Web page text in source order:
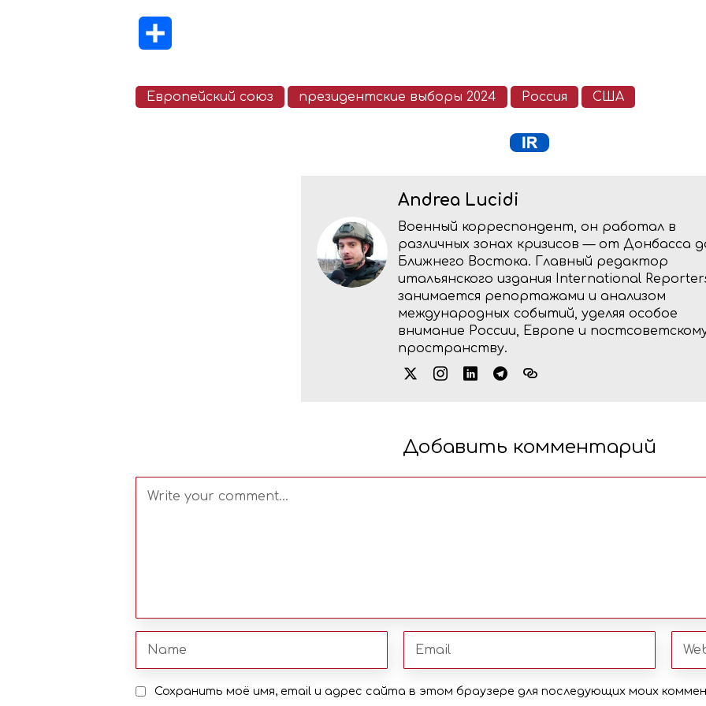
Европейский союз президентские выборы 2024 Россия США
Andrea Lucidi
Военный корреспондент, он работал в
различных зонах кризисов — от Донбасса
Ближнего Востока. Главный редактор
итальянского издания International
занимается репортажами и анализом
международных событий, уделяя особое
внимание России, Европе и
пространству.
Добавить комментарий
Сохранить моё имя, email и адрес сайта в этом браузере для последующих моих